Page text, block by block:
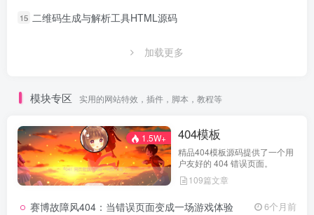
15 二维码生成与解析工具HTML源码
加载更多
模块专区 实用的网站特效，插件，脚本，教程等
1.5W+ 404模板
精品404模板源码提供了一个用
户友好的 404 错误页面。
109篇文章
赛博故障风404：当错误页面变成一场游戏体验 6个月前